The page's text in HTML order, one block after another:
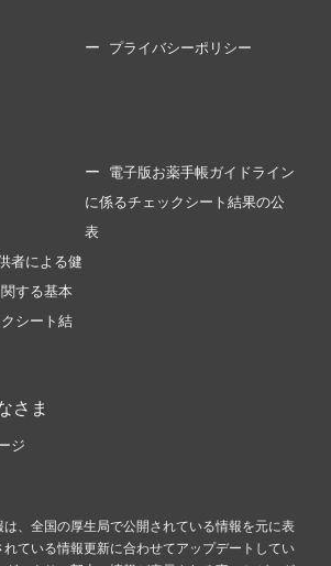
プライバシーポリシー
電子版お薬手帳ガイドライン
に係るチェックシート結果の公
表
者による健
する基本
シート結
さま
ジ
、全国の厚生局で公開されている情報を元に表
ている情報更新に合わせてアップデートしてい